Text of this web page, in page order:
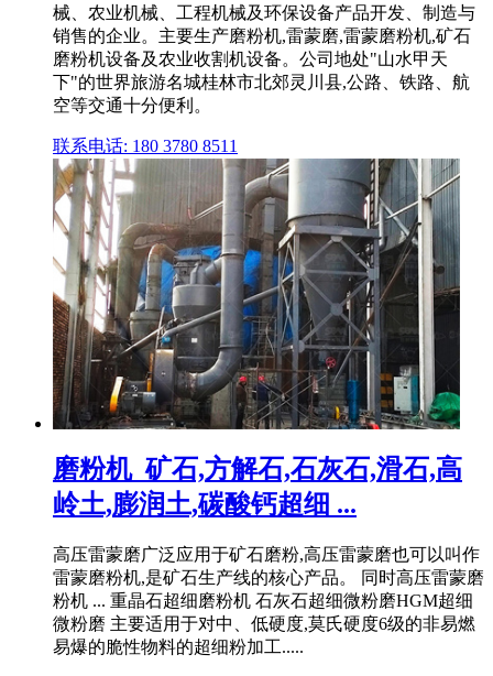
械、农业机械、工程机械及环保设备产品开发、制造与
销售的企业。主要生产磨粉机,雷蒙磨,雷蒙磨粉机,矿石
磨粉机设备及农业收割机设备。公司地处"山水甲天
下"的世界旅游名城桂林市北郊灵川县,公路、铁路、航
空等交通十分便利。
联系电话: 180 3780 8511
磨粉机_矿石,方解石,石灰石,滑石,高
岭土,膨润土,碳酸钙超细 ...
高压雷蒙磨广泛应用于矿石磨粉,高压雷蒙磨也可以叫作
雷蒙磨粉机,是矿石生产线的核心产品。 同时高压雷蒙磨
粉机 ... 重晶石超细磨粉机 石灰石超细微粉磨HGM超细
微粉磨 主要适用于对中、低硬度,莫氏硬度6级的非易燃
易爆的脆性物料的超细粉加工.....